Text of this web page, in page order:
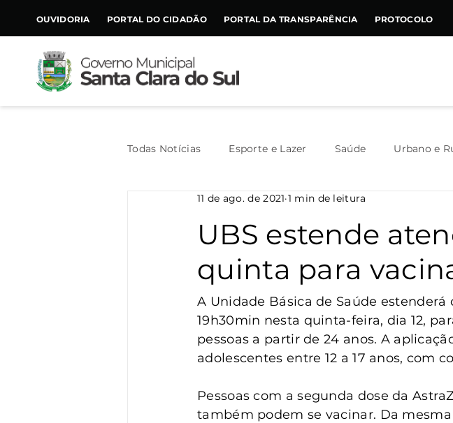
CONTEÚDO
OUVIDORIA PORTAL DO CIDADÃO PORTAL DA TRANSPARÊNCIA PROTOCOLO
Todas Notícias Esporte e Lazer Saúde Urbano e
Assistência Social Geral Meio Ambiente
Trânsito Destaque
Vigilância Turismo Santa Clara do Sul
UBS estende
quinta para
11 de ago. de 2021 1 min de leitura
A Unidade Básica de Saúde
19h30min nesta quinta-feira, dia 12,
pessoas a partir de 24 anos. A
adolescentes entre 12 a 17 anos, com
Pessoas com a segunda dose da
também podem se vacinar. Da